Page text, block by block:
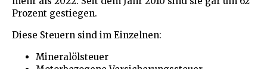
Prozent gestiegen.
Diese Steuern sind im Einzelnen:
Mineralölsteuer